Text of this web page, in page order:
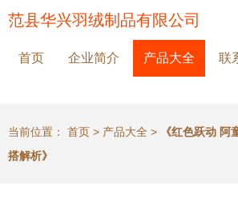
范县华兴羽绒制品有限公司
首页 企业简介 产品大全 联
当前位置： 首页 > 产品大全 >
《红色跃动
搭解析》